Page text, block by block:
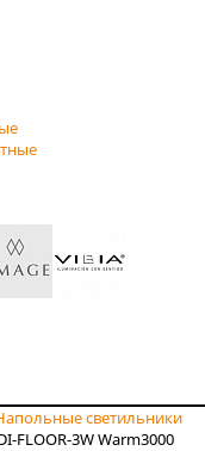
светильники
FLOOR-3W Warm3000